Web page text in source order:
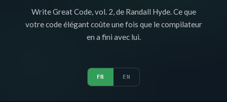
Write Great Code, vol. 2, de Randall Hyde. Ce que
votre code élégant coûte une fois que le compilateur
en a fini avec lui.
FR EN